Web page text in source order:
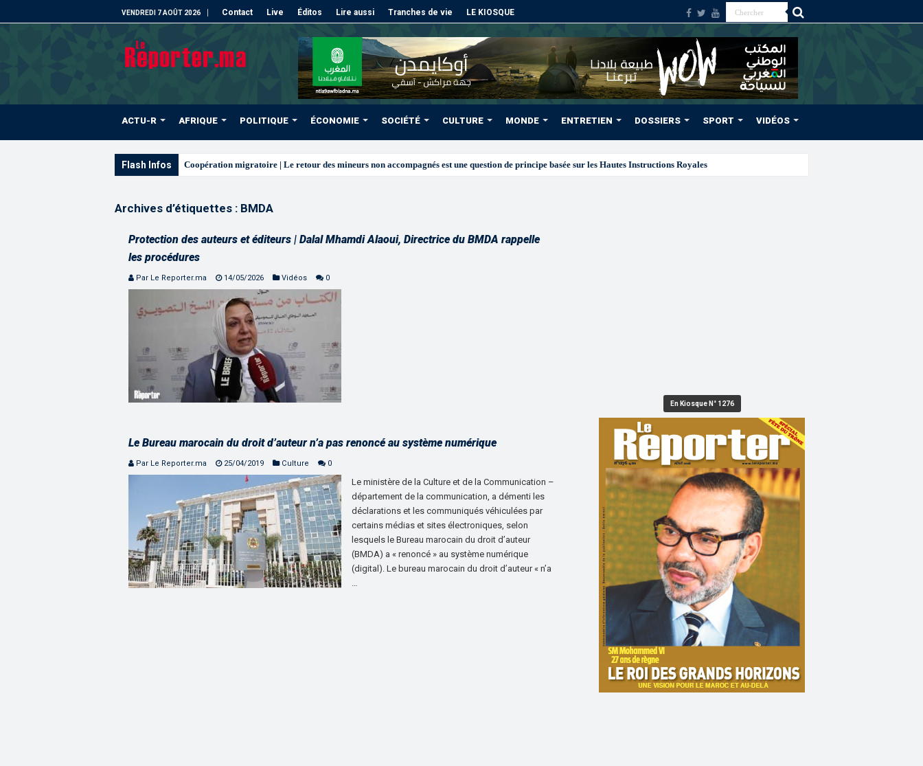
VENDREDI 7 AOÛT 2026 Contact Live Éditos Lire aussi Tranches de vie LE KIOSQUE
ACTU-R AFRIQUE POLITIQUE ÉCONOMIE SOCIÉTÉ CULTURE MONDE ENTRETIEN DOSSIERS SPORT VIDÉOS
Flash Infos L’ONMT r
Archives d’étiquettes : BMDA
Protection des auteurs et éditeurs | Dalal Mhamdi Alaoui, Directrice du BMDA rappelle
les procédures
Par Le Reporter.ma 14/05/2026 Vidéos 0
Le Bureau marocain du droit d’auteur n’a pas renoncé au système numérique
Par Le Reporter.ma 25/04/2019 Culture 0
Le ministère de la Culture et de la Communication –
département de la communication, a démenti les
déclarations et les communiqués véhiculées par
certains médias et sites électroniques, selon
lesquels le Bureau marocain du droit d’auteur
(BMDA) a « renoncé » au système numérique
(digital). Le bureau marocain du droit d’auteur « n’a
…
En Kiosque N° 1276